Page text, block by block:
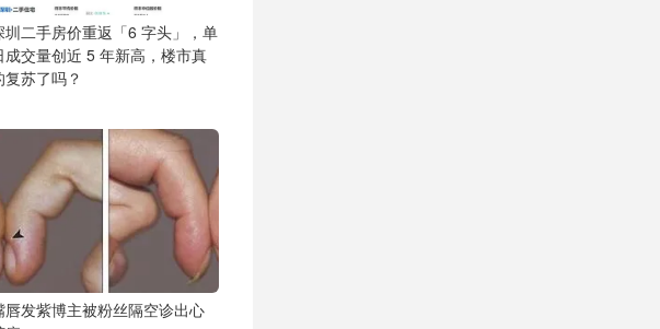
圳二手房价重返「6 字头」，单
成交量创近 5 年新高，楼市真
复苏了吗？
唇发紫博主被粉丝隔空诊出心